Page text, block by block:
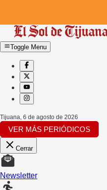
Toggle Menu
Tijuana 6 de agosto de 2026
VER MÁS PERIÓDICOS
Cerrar
Newsletter